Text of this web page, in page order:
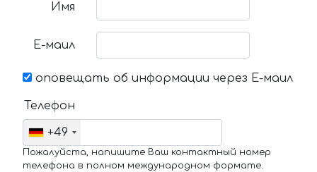
Имя
Е-маил
оповещать об информации через Е-маил
Телефон
+49
Пожалуйста, напишите Ваш контактный номер
телефона в полном международном формате.